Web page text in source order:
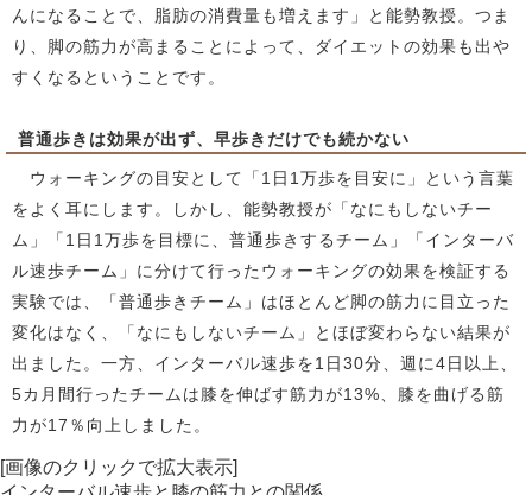
んになることで、脂肪の消費量も増えます」と能勢教授。つま
り、脚の筋力が高まることによって、ダイエットの効果も出や
すくなるということです。
普通歩きは効果が出ず、早歩きだけでも続かない
ウォーキングの目安として「1日1万歩を目安に」という言葉
をよく耳にします。しかし、能勢教授が「なにもしないチー
ム」「1日1万歩を目標に、普通歩きするチーム」「インターバ
ル速歩チーム」に分けて行ったウォーキングの効果を検証する
実験では、「普通歩きチーム」はほとんど脚の筋力に目立った
変化はなく、「なにもしないチーム」とほぼ変わらない結果が
出ました。一方、インターバル速歩を1日30分、週に4日以上、
5カ月間行ったチームは膝を伸ばす筋力が13%、膝を曲げる筋
力が17％向上しました。
[画像のクリックで拡大表示]